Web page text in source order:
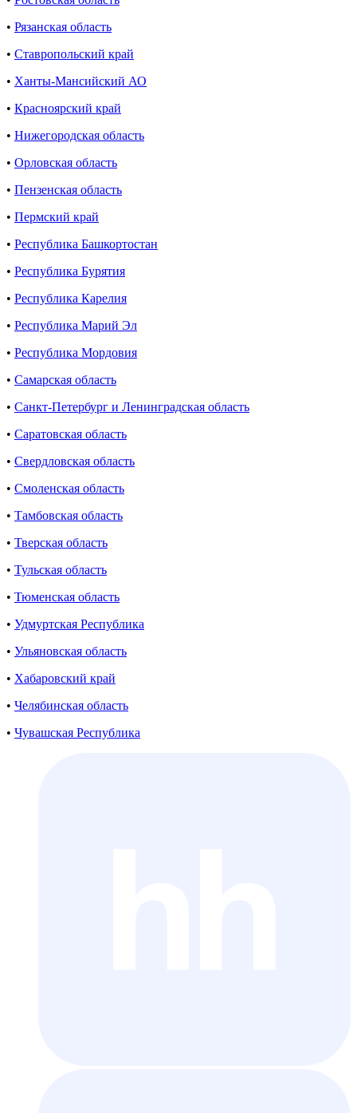
• Рязанская область
• Ставропольский край
• Ханты-Мансийский АО
• Красноярский край
• Нижегородская область
• Орловская область
• Пензенская область
• Пермский край
• Республика Башкортостан
• Республика Бурятия
• Республика Карелия
• Республика Марий Эл
• Республика Мордовия
• Самарская область
• Санкт-Петербург и Ленинградская область
• Саратовская область
• Свердловская область
• Смоленская область
• Тамбовская область
• Тверская область
• Тульская область
• Тюменская область
• Удмуртская Республика
• Ульяновская область
• Хабаровский край
• Челябинская область
• Чувашская Республика